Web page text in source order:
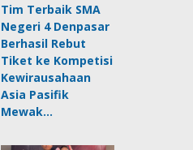
Tim Terbaik SMA
Negeri 4 Denpasar
Berhasil Rebut
Tiket ke Kompetisi
Kewirausahaan
Asia Pasifik
Mewak…